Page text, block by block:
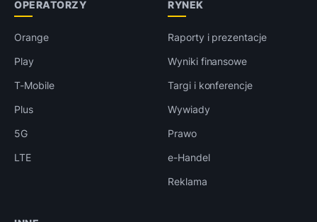
OPERATORZY
Orange
Play
T-Mobile
Plus
5G
LTE
RYNEK
Raporty i prezentacje
Wyniki finansowe
Targi i konferencje
Wywiady
Prawo
e-Handel
Reklama